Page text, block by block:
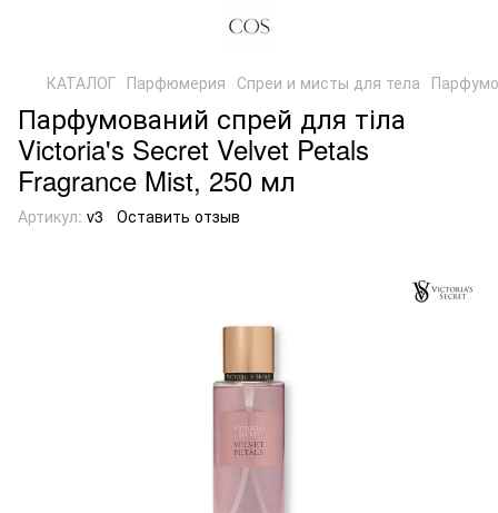
КАТАЛОГ Парфюмерия Спреи и мисты для тела
Парфумований спрей для тіла
Victoria's Secret Velvet Petals
Fragrance Mist, 250 мл
Артикул: v3 Оставить отзыв